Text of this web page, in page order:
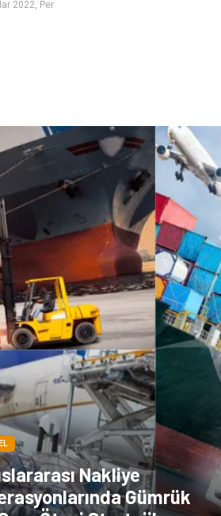
2022, Per
Nakliye
Gümrük